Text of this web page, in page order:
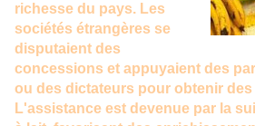
richesse du pays. Les
sociétés étrangères se
disputaient des
concessions et appuyaient des
ou des dictateurs pour obtenir des
L'assistance est devenue par la